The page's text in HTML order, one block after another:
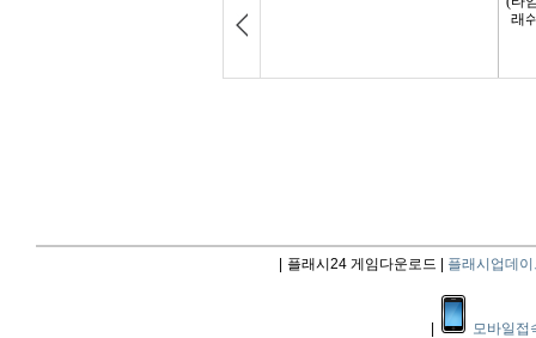
플래시24 게임다운로드 | 플래시업데이
모바일접